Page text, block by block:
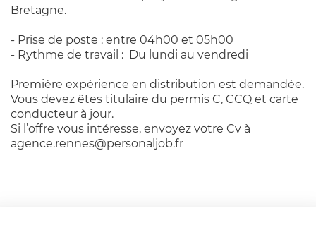
Bretagne.
- Prise de poste : entre 04h00 et 05h00
- Rythme de travail : Du lundi au vendredi
Première expérience en distribution est demandée.
Vous devez êtes titulaire du permis C, CCQ et carte
conducteur à jour.
Si l’offre vous intéresse, envoyez votre Cv à
agence.rennes@personaljob.fr